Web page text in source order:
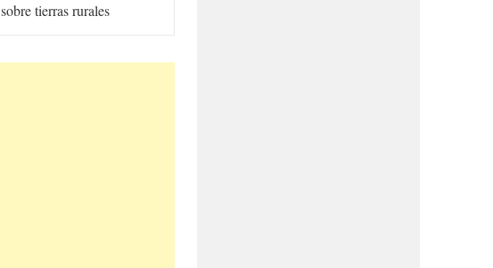
sobre tierras rurales